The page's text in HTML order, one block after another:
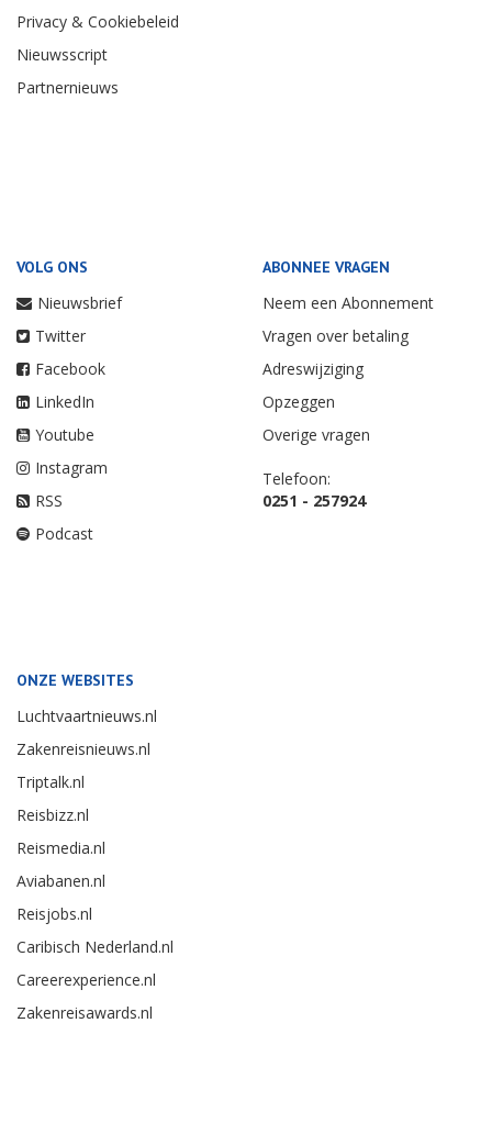
Privacy & Cookiebeleid
Nieuwsscript
Partnernieuws
VOLG ONS
Nieuwsbrief
Twitter
Facebook
LinkedIn
Youtube
Instagram
RSS
Podcast
ABONNEE VRAGEN
Neem een Abonnement
Vragen over betaling
Adreswijziging
Opzeggen
Overige vragen
Telefoon:
0251 - 257924
ONZE WEBSITES
Luchtvaartnieuws.nl
Zakenreisnieuws.nl
Triptalk.nl
Reisbizz.nl
Reismedia.nl
Aviabanen.nl
Reisjobs.nl
Caribisch Nederland.nl
Careerexperience.nl
Zakenreisawards.nl